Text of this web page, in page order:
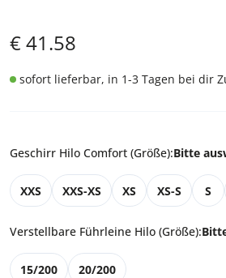
€41.58
sofort lieferbar, in 1-3 Tagen bei dir
Geschirr Hilo Comfort (Größe):Bitte
XXS XXS-XS XS XS-S S
Verstellbare Führleine Hilo (Größe):
15/200 20/200